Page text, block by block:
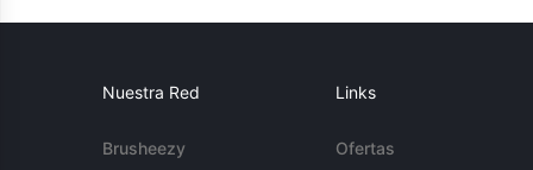
Nuestra Red
Brusheezy
Links
Ofertas